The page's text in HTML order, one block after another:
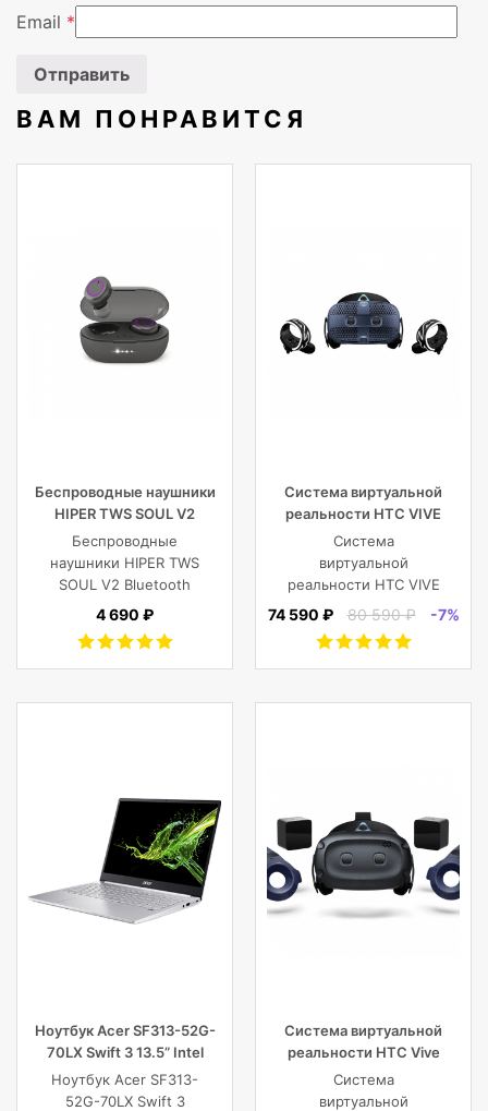
Типы розеток Разъем C13
Вендор
Email *
ВАМ ПОНРАВИТСЯ
Беспроводные наушники
HIPER TWS SOUL V2
Bluetooth 5.0 гарнитура Li-
Pol 2x43mAh+380mAh,
черный
Беспроводные
наушники HIPER TWS
SOUL V2 Bluetooth
5.0 гарнитура Li-Pol
Черный
4 690 ₽
Система виртуальной
реальности HTC VIVE
Cosmos
Система
виртуальной
реальности HTC VIVE
Cosmos
74 590 ₽ 80 590 ₽ -7%
Ноутбук Acer SF313-52G-
70LX Swift 3 13.5” Intel
Core i7 16 GB 1TB SSD,
Silver
Ноутбук Acer SF313-
52G-70LX Swift 3
Система виртуальной
реальности HTC Vive
Cosmos Elite
Система
виртуальной